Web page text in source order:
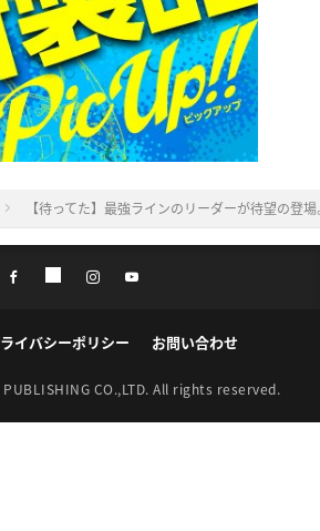
【待ってた】最強ラインのリーダーが待望の登
イバシーポリシー お問い合わせ
PUBLISHING CO.,LTD. All rights reserved.